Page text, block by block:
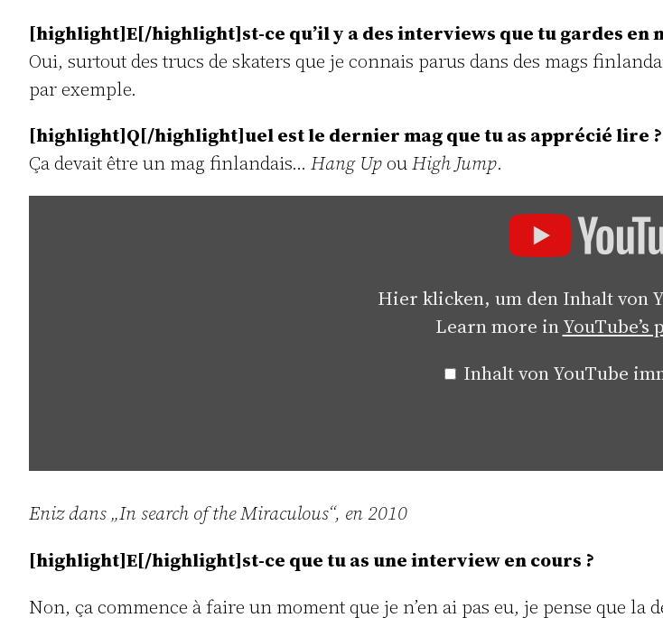
[highlight]E[/highlight]st-ce qu’il y a des interviews que tu gardes en
Oui, surtout des trucs de skaters que je connais parus dans des mags
par exemple.
[highlight]Q[/highlight]uel est le dernier mag que tu as apprécié lire ?
Ça devait être un mag finlandais… Hang UpouHigh Jump.
Hier klicken, um den Inhalt von
Learn more in
Inhalt von YouTube
Eniz dans „In search of the Miraculous“, en 2010
[highlight]E[/highlight]st-ce que tu as une interview en cours ?
Non, ça commence à faire un moment que je n’en ai pas eu, je pense que la